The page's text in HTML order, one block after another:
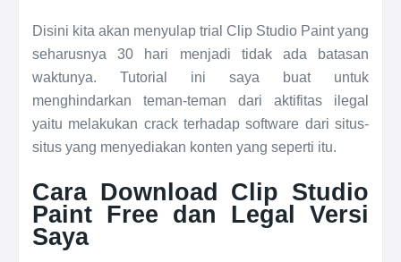
Disini kita akan menyulap trial Clip Studio Paint yang
seharusnya 30 hari menjadi tidak ada batasan
waktunya. Tutorial ini saya buat untuk
menghindarkan teman-teman dari aktifitas ilegal
yaitu melakukan crack terhadap software dari situs-
situs yang menyediakan konten yang seperti itu.
Cara Download Clip Studio
Paint Free dan Legal Versi
Saya